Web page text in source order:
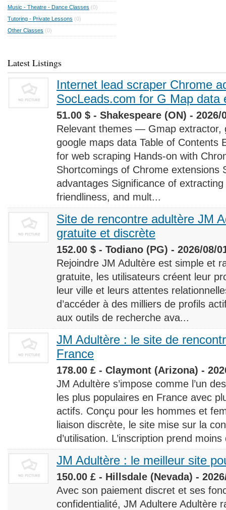
Music - Theatre - Dance Classes (0)
Tutoring - Private Lessons (0)
Other Classes (0)
Latest Listings
Internet lead scraper Chrome
SocLeads.com for G Map data
51.00 $ - Shakespeare (ON) - 2026/
Relevant themes — Gmap extractor,
google maps data Table of Contents
for web scraping Hands-on with
Shortcomings of Chrome extensions
advantages Significance of
friendliness, and mult...
Site de rencontre adultère JM
gratuite et discrète
152.00 $ - Todiano (PG) - 2026/08/
Rejoindre JM Adultère est simple et
gratuite, les utilisateurs créent leur
leur ville et leurs attentes
d’accéder à des milliers de profils
aux outils de recherche ava...
JM Adultère : le site de
France
178.00 £ - Claymont (Arizona) -
JM Adultère s’impose comme l’un
les plus populaires en France avec
actifs. Conçu pour les hommes et
liaison discrète, le site mise sur la
d’utilisation. L’inscription prend
JM Adultère : le meilleur site
150.00 £ - Hillsdale (Nevada) -
Avec son paiement discret et ses
confidentialité, JM Adultere Adultère